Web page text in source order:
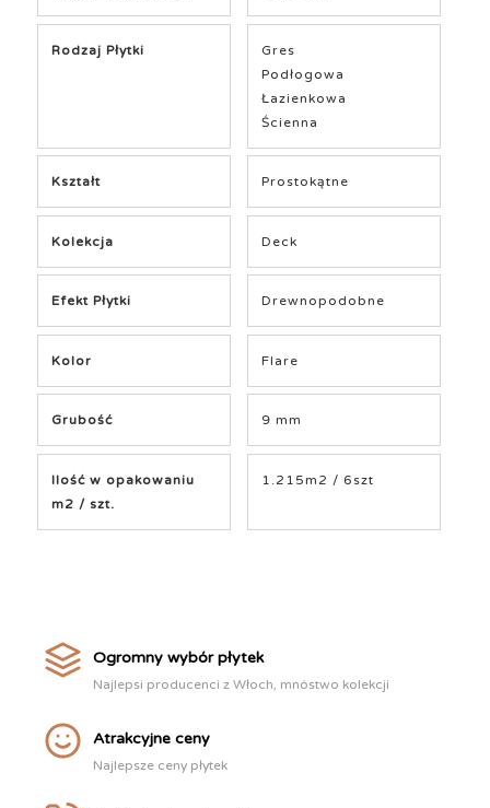
Rodzaj Płytki
Gres
Podłogowa
Łazienkowa
Ścienna
Kształt Prostokątne
Kolekcja Deck
Efekt Płytki Drewnopodobne
Kolor Flare
Grubość 9 mm
Ilość w opakowaniu
m2 / szt.
1.215m2 / 6szt
Ogromny wybór płytek
Najlepsi producenci z Włoch, mnóstwo kolekcji
Atrakcyjne ceny
Najlepsze ceny płytek